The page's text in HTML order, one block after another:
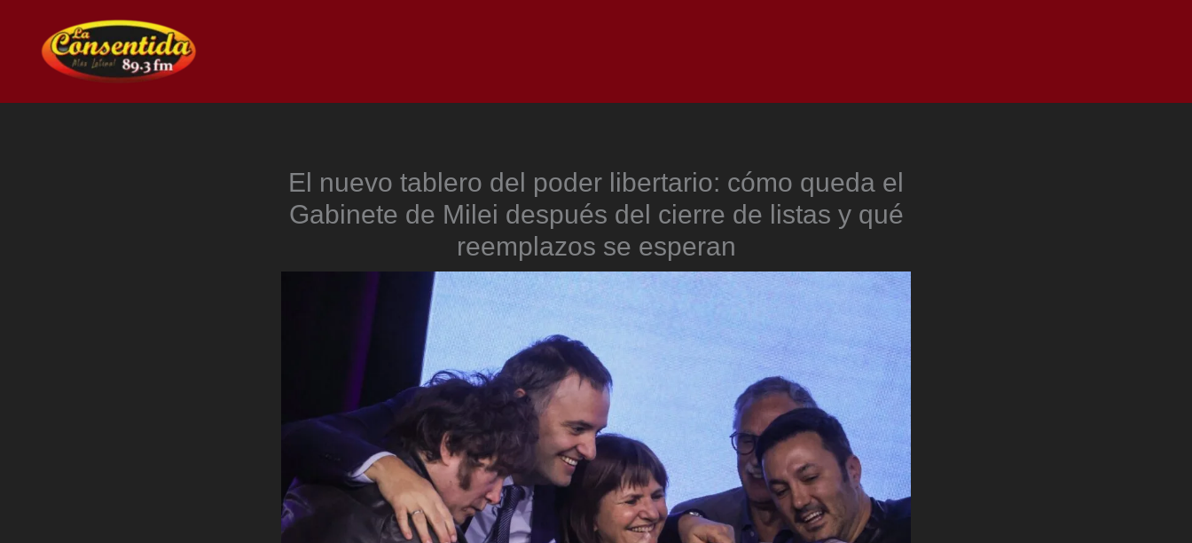
contenido
El nuevo tablero del poder libertario: cómo queda el
Gabinete de Milei después del cierre de listas y qué
reemplazos se esperan